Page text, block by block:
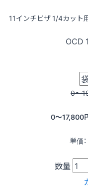
11インチピザ 1/4カット
OCD
0〜
0〜17,800
単価：
数量